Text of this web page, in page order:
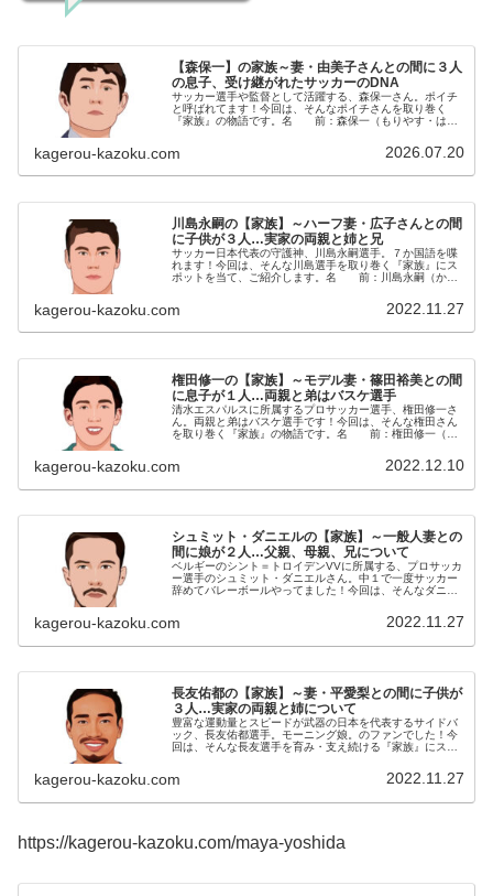
【森保一】の家族～妻・由美子さんとの間に３人
の息子、受け継がれたサッカーのDNA
サッカー選手や監督として活躍する、森保一さん。ポイチ
と呼ばれてます！今回は、そんなポイチさんを取り巻く
『家族』の物語です。名 前：森保一（もりやす・はじ
kagerou-kazoku.com 2026.07.20
川島永嗣の【家族】～ハーフ妻・広子さんとの間
に子供が３人…実家の両親と姉と兄
サッカー日本代表の守護神、川島永嗣選手。７か国語を喋
れます！今回は、そんな川島選手を取り巻く『家族』にス
ポットを当て、ご紹介します。名 前：川島永嗣（かわ
kagerou-kazoku.com 2022.11.27
権田修一の【家族】～モデル妻・篠田裕美との間
に息子が１人…両親と弟はバスケ選手
清水エスパルスに所属するプロサッカー選手、権田修一さ
ん。両親と弟はバスケ選手です！今回は、そんな権田さん
を取り巻く『家族』の物語です。名 前：権田修一（ご
kagerou-kazoku.com 2022.12.10
シュミット・ダニエルの【家族】～一般人妻との
間に娘が２人…父親、母親、兄について
ベルギーのシント＝トロイデンVVに所属する、プロサッカ
ー選手のシュミット・ダニエルさん。中１で一度サッカー
辞めてバレーボールやってました！今回は、そんなダニエ
kagerou-kazoku.com 2022.11.27
長友佑都の【家族】～妻・平愛梨との間に子供が
３人…実家の両親と姉について
豊富な運動量とスピードが武器の日本を代表するサイドバ
ック、長友佑都選手。モーニング娘。のファンでした！今
回は、そんな長友選手を育み・支え続ける『家族』にスポ
kagerou-kazoku.com 2022.11.27
https://kagerou-kazoku.com/maya-yoshida